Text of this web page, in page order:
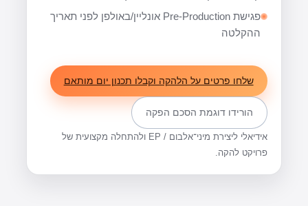
פגישת Pre-Production אונליין/באולפן לפני תאריך
ההקלטה
שלחו פרטים על הלהקה וקבלו תכנון יום מותאם
הורידו דוגמת הסכם הפקה
אידיאלי ליצירת מיני־אלבום / EP ולהתחלה מקצועית של
פרויקט להקה.